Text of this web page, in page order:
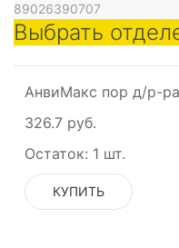
89026390707
Выбрать
АнвиМакс пор д/р-
326.7 руб.
Остаток: 1 шт.
КУПИТЬ